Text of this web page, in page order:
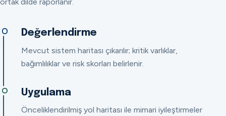
Değerlendirme
Mevcut sistem haritası çıkarılır; kritik varlıklar,
bağımlılıklar ve risk skorları belirlenir.
Uygulama
Önceliklendirilmiş yol haritası ile mimari iyileştirmeler